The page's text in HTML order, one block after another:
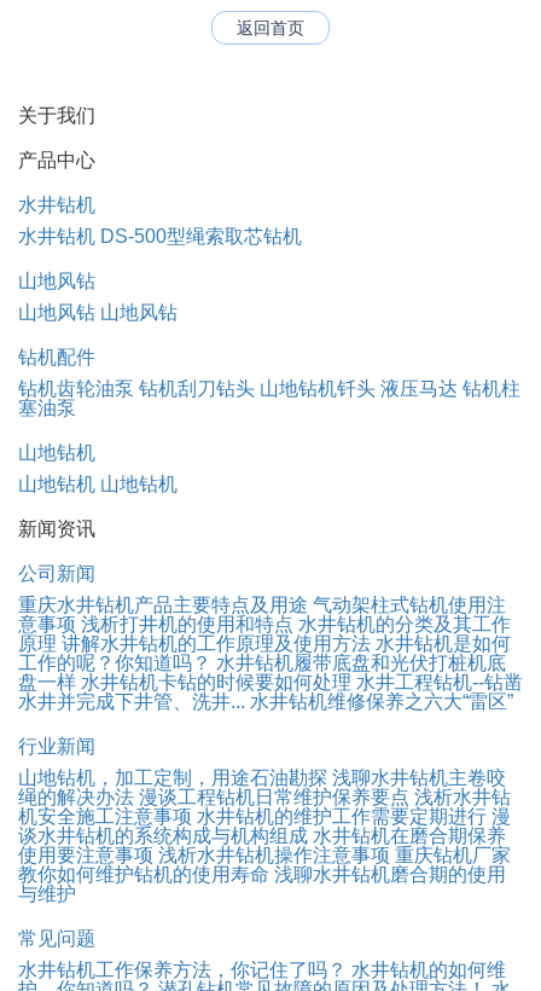
返回首页
关于我们
产品中心
水井钻机
水井钻机 DS-500型绳索取芯钻机
山地风钻
山地风钻 山地风钻
钻机配件
钻机齿轮油泵 钻机刮刀钻头 山地钻机钎头 液压马达 钻机柱
塞油泵
山地钻机
山地钻机 山地钻机
新闻资讯
公司新闻
重庆水井钻机产品主要特点及用途 气动架柱式钻机使用注
意事项 浅析打井机的使用和特点 水井钻机的分类及其工作
原理 讲解水井钻机的工作原理及使用方法 水井钻机是如何
工作的呢？你知道吗？ 水井钻机履带底盘和光伏打桩机底
盘一样 水井钻机卡钻的时候要如何处理 水井工程钻机--钻凿
水井并完成下井管、洗井... 水井钻机维修保养之六大“雷区”
行业新闻
山地钻机，加工定制，用途石油勘探 浅聊水井钻机主卷咬
绳的解决办法 漫谈工程钻机日常维护保养要点 浅析水井钻
机安全施工注意事项 水井钻机的维护工作需要定期进行 漫
谈水井钻机的系统构成与机构组成 水井钻机在磨合期保养
使用要注意事项 浅析水井钻机操作注意事项 重庆钻机厂家
教你如何维护钻机的使用寿命 浅聊水井钻机磨合期的使用
与维护
常见问题
水井钻机工作保养方法，你记住了吗？ 水井钻机的如何维